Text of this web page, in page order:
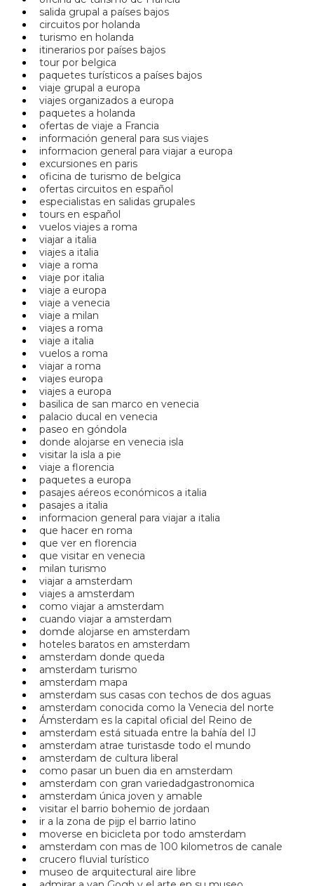
salida grupal a países bajos
circuitos por holanda
turismo en holanda
itinerarios por países bajos
tour por belgica
paquetes turísticos a países bajos
viaje grupal a europa
viajes organizados a europa
paquetes a holanda
ofertas de viaje a Francia
información general para sus viajes
informacion general para viajar a europa
excursiones en paris
oficina de turismo de belgica
ofertas circuitos en español
especialistas en salidas grupales
tours en español
vuelos viajes a roma
viajar a italia
viajes a italia
viaje a roma
viaje por italia
viaje a europa
viaje a venecia
viaje a milan
viajes a roma
viaje a italia
vuelos a roma
viajar a roma
viajes europa
viajes a europa
basilica de san marco en venecia
palacio ducal en venecia
paseo en góndola
donde alojarse en venecia isla
visitar la isla a pie
viaje a florencia
paquetes a europa
pasajes aéreos económicos a italia
pasajes a italia
informacion general para viajar a italia
que hacer en roma
que ver en florencia
que visitar en venecia
milan turismo
viajar a amsterdam
viajes a amsterdam
como viajar a amsterdam
cuando viajar a amsterdam
domde alojarse en amsterdam
hoteles baratos en amsterdam
amsterdam donde queda
amsterdam turismo
amsterdam mapa
amsterdam sus casas con techos de dos aguas
amsterdam conocida como la Venecia del norte
Ámsterdam es la capital oficial del Reino de
amsterdam está situada entre la bahía del IJ
amsterdam atrae turistasde todo el mundo
amsterdam de cultura liberal
como pasar un buen dia en amsterdam
amsterdam con gran variedadgastronomica
amsterdam única joven y amable
visitar el barrio bohemio de jordaan
ir a la zona de pijp el barrio latino
moverse en bicicleta por todo amsterdam
amsterdam con mas de 100 kilometros de canale
crucero fluvial turístico
museo de arquitectural aire libre